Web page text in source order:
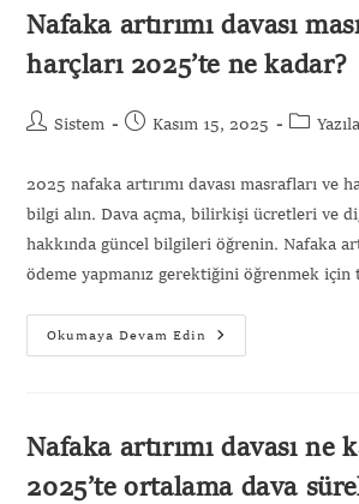
Nafaka artırımı davası
harçları 2025’te ne kadar?
Sistem Kasım 15, 2025
2025 nafaka artırımı davası masrafları ve
bilgi alın. Dava açma, bilirkişi ücretleri ve
hakkında güncel bilgileri öğrenin. Nafaka
ödeme yapmanız gerektiğini öğrenmek için
Okumaya Devam Edin
Nafaka artırımı davası ne
2025’te ortalama dava